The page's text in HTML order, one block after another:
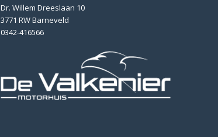
Dr. Willem Dreeslaan 10
3771 RW Barneveld
0342-416566